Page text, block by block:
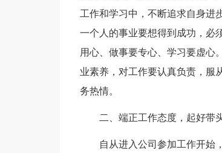
工作和学习中，不断追求自身进
一个人的事业要想得到成功，必
用心、做事要专心、学习要虚心
业素养，对工作要认真负责，服
务热情。
二、端正工作态度，起好带
自从进入公司参加工作开始